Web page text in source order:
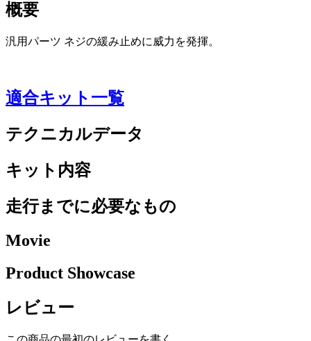
概要
汎用パーツ ネジの緩み止めに威力を発揮。
適合キット一覧
テクニカルデータ
キット内容
走行までに必要なもの
Movie
Product Showcase
レビュー